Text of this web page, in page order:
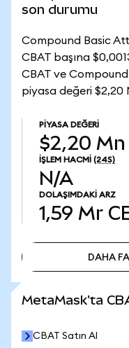
son durumu
Compound Basic
CBAT başına
CBAT ve
piyasa değeri $2,20
PIYASA DEĞERI
$2,20 Mn
İŞLEM HACMI (24S)
N/A
DOLAŞIMDAKI ARZ
1,59 Mr
DAHA
MetaMask'ta
CBAT Satın Al